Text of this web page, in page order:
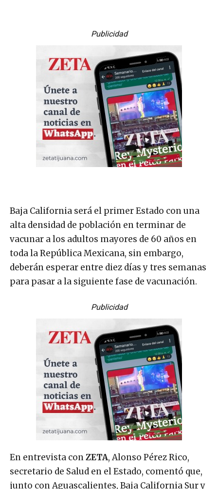
Publicidad
Baja California será el primer Estado con una
alta densidad de población en terminar de
vacunar a los adultos mayores de 60 años en
toda la República Mexicana, sin embargo,
deberán esperar entre diez días y tres semanas
para pasar a la siguiente fase de vacunación.
Publicidad
En entrevista con ZETA
, Alonso Pérez Rico,
secretario de Salud en el Estado, comentó que,
junto con Aguascalientes, Baja California Sur y